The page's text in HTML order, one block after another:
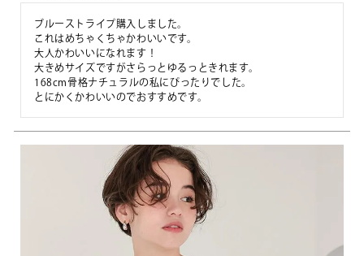
ブルーストライプ購入しました。
これはめちゃくちゃかわいいです。
大人かわいいになれます！
大きめサイズですがさらっとゆるっときれます。
168cm骨格ナチュラルの私にぴったりでした。
とにかくかわいいのでおすすめです。